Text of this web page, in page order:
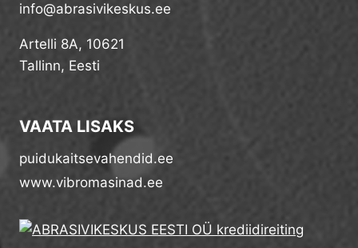
info@abrasivikeskus.ee
Artelli 8A, 10621
Tallinn, Eesti
VAATA LISAKS
puidukaitsevahendid.ee
www.vibromasinad.ee